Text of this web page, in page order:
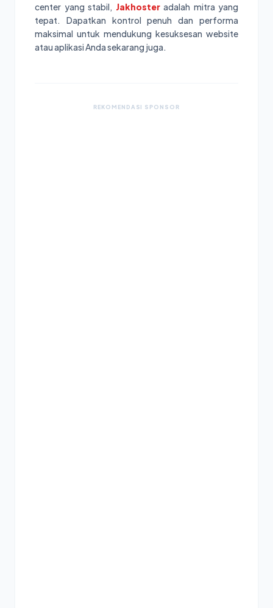
center yang stabil, Jakhosteradalah mitra yang
tepat. Dapatkan kontrol penuh dan performa
maksimal untuk mendukung kesuksesan website
atau aplikasi Anda sekarang juga.
REKOMENDASI SPONSOR